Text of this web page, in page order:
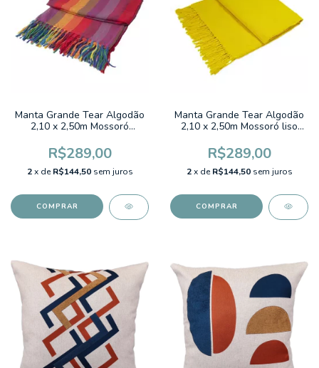
Manta Grande Tear Algodão
2,10 x 2,50m Mossoró
R$289,00
2 x deR$144,50 sem juros
Manta Grande Tear Algodão
2,10 x 2,50m Mossoró liso
R$289,00
2 x deR$144,50 sem juros